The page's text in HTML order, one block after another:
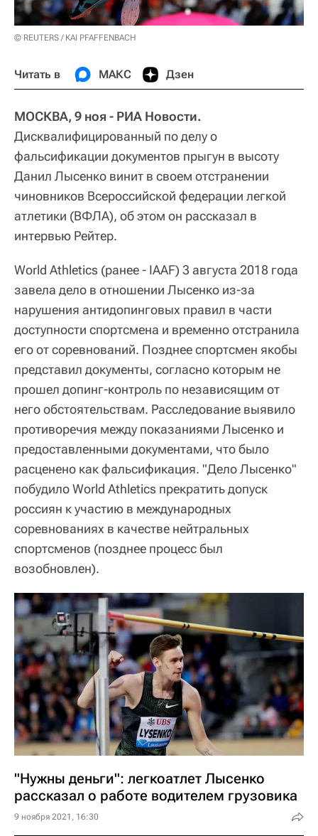
© REUTERS / KAI PFAFFENBACH
Читать в МАКС Дзен
МОСКВА, 9 ноя - РИА Новости.
Дисквалифицированный по делу о
фальсификации документов прыгун в высоту
Данил Лысенко винит в своем отстранении
чиновников Всероссийской федерации легкой
атлетики (ВФЛА), об этом он рассказал в
интервью Рейтер.
World Athletics (ранее - IAAF) 3 августа 2018 года
завела дело в отношении Лысенко из-за
нарушения антидопинговых правил в части
доступности спортсмена и временно отстранила
его от соревнований. Позднее спортсмен якобы
представил документы, согласно которым не
прошел допинг-контроль по независящим от
него обстоятельствам. Расследование выявило
противоречия между показаниями Лысенко и
предоставленными документами, что было
расценено как фальсификация. "Дело Лысенко"
побудило World Athletics прекратить допуск
россиян к участию в международных
соревнованиях в качестве нейтральных
спортсменов (позднее процесс был
возобновлен).
"Нужны деньги": легкоатлет Лысенко
рассказал о работе водителем грузовика
9 ноября 2021, 16:30